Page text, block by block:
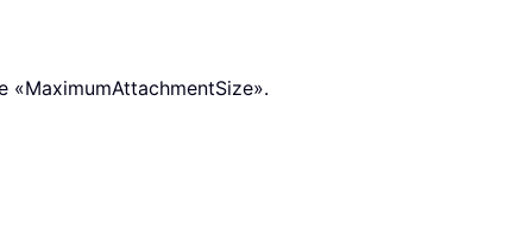
«MaximumAttachmentSize».